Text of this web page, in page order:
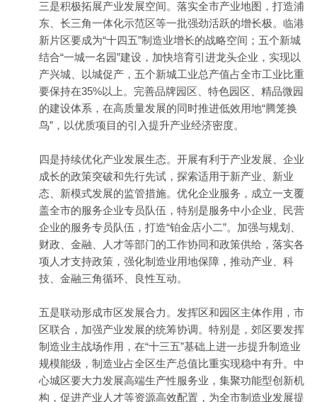
三是积极拓展产业发展空间。落实全市产业地图，打造浦
东、长三角一体化示范区等一批强劲活跃的增长极。临港
新片区要成为“十四五”制造业增长的战略空间；五个新城
结合“一城一名园”建设，加快培育引进龙头企业，实现以
产兴城、以城促产，五个新城工业总产值占全市工业比重
要保持在35%以上。完善品牌园区、特色园区、精品微园
的建设体系，在高质量发展的同时推进低效用地“腾笼换
鸟”，以优质项目的引入提升产业经济密度。
四是持续优化产业发展生态。开展有利于产业发展、企业
成长的政策突破和先行先试，探索适用于新产业、新业
态、新模式发展的监管措施。优化企业服务，成立一支覆
盖全市的服务企业专员队伍，特别是服务中小企业、民营
企业的服务专员队伍，打造“铂金店小二”。加强与规划、
财政、金融、人才等部门的工作协同和政策供给，落实各
项人才支持政策，强化制造业用地保障，推动产业、科
技、金融三角循环、良性互动。
五是联动形成市区发展合力。发挥区和园区主体作用，市
区联合，加强产业发展的统筹协调。特别是，郊区要发挥
制造业主战场作用，在“十三五”基础上进一步提升制造业
规模能级，制造业占全区生产总值比重实现稳中有升。中
心城区要大力发展高端生产性服务业，集聚功能型创新机
构，促进产业人才等资源高效配置，为全市制造业发展提